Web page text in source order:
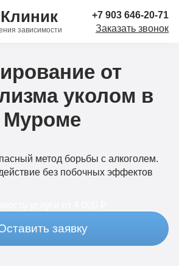
зависимости
+7 903 646-20-71
Заказать звонок
от
уколом в
Муроме
метод борьбы с алкоголем.
без побочных эффектов
заявку